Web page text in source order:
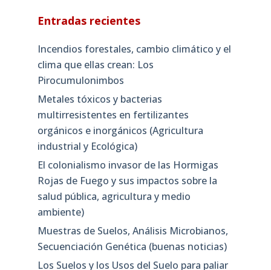
Entradas recientes
Incendios forestales, cambio climático y el
clima que ellas crean: Los
Pirocumulonimbos
Metales tóxicos y bacterias
multirresistentes en fertilizantes
orgánicos e inorgánicos (Agricultura
industrial y Ecológica)
El colonialismo invasor de las Hormigas
Rojas de Fuego y sus impactos sobre la
salud pública, agricultura y medio
ambiente)
Muestras de Suelos, Análisis Microbianos,
Secuenciación Genética (buenas noticias)
Los Suelos y los Usos del Suelo para paliar